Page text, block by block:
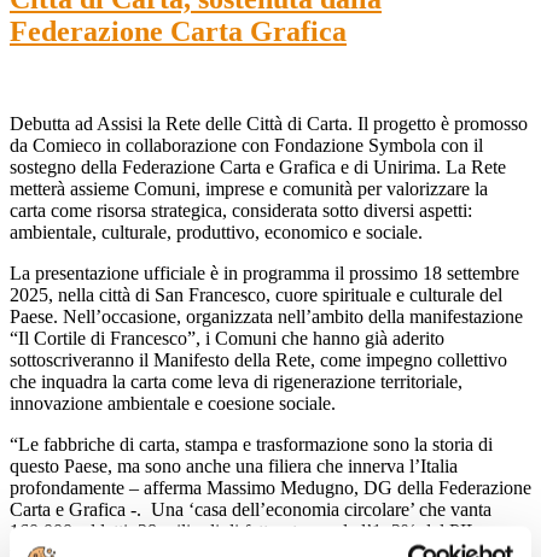
Federazione Carta Grafica
Debutta ad Assisi la Rete delle Città di Carta. Il progetto è promosso
da Comieco in collaborazione con Fondazione Symbola con il
sostegno della Federazione Carta e Grafica e di Unirima. La Rete
metterà assieme Comuni, imprese e comunità per valorizzare la
carta come risorsa strategica, considerata sotto diversi aspetti:
ambientale, culturale, produttivo, economico e sociale.
La presentazione ufficiale è in programma il prossimo 18 settembre
2025, nella città di San Francesco, cuore spirituale e culturale del
Paese. Nell’occasione, organizzata nell’ambito della manifestazione
“Il Cortile di Francesco”, i Comuni che hanno già aderito
sottoscriveranno il Manifesto della Rete, come impegno collettivo
che inquadra la carta come leva di rigenerazione territoriale,
innovazione ambientale e coesione sociale.
“Le fabbriche di carta, stampa e trasformazione sono la storia di
questo Paese, ma sono anche una filiera che innerva l’Italia
profondamente – afferma Massimo Medugno, DG della Federazione
Carta e Grafica -. Una ‘casa dell’economia circolare’ che vanta
160.000 addetti, 28 miliardi di fatturato e vale l’1, 2% del PIL, con